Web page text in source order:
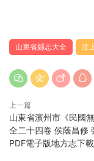
山東省縣志大全 汶
上一篇
山東省濱州市《民國無
全二十四卷 侯蔭昌修
PDF電子版地方志下載